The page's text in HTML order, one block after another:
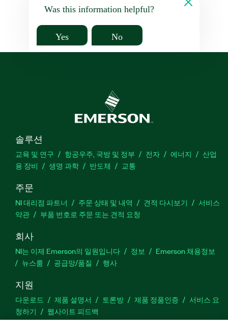
Was this information helpful?
Yes No
솔루션
교육 및 연구 항공우주, 국방 및 정부 전자 에너지
산업
용 장비
생명 과학 반도체 교통
주문
NI 대리점 파트너 주문 상태 및 내역 견적 다시보기
서비스
약관
부품 번호로 주문 또는 견적 요청
회사
NI는 이제 Emerson의 일원입니다 정보
Emerson 채용정보
뉴스룸
공급망/품질 행사
지원
다운로드 제품 설명서 토론방 제품 정품인증
서비스 요
청하기
웹사이트 피드백